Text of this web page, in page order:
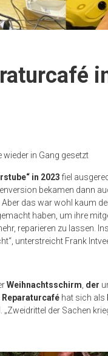
in Gang gesetzt
in 2023 fiel
bekamen dann
das war wohl kaum
haben, um ihre
reparieren zu lassen.
unterstreicht Frank
Weihnachtsschirm der
Reparaturcafé hat sich als
. „Zweidrittel der Sachen